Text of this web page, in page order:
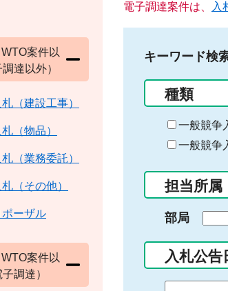
電子調達案件は、 入
キーワード検
種類
一般競争
一般競争
担当所属
部局
入札公告
案件以
達以外）
（建設工事）
（物品）
（業務委託）
（その他）
ーザル
案件以
調達）